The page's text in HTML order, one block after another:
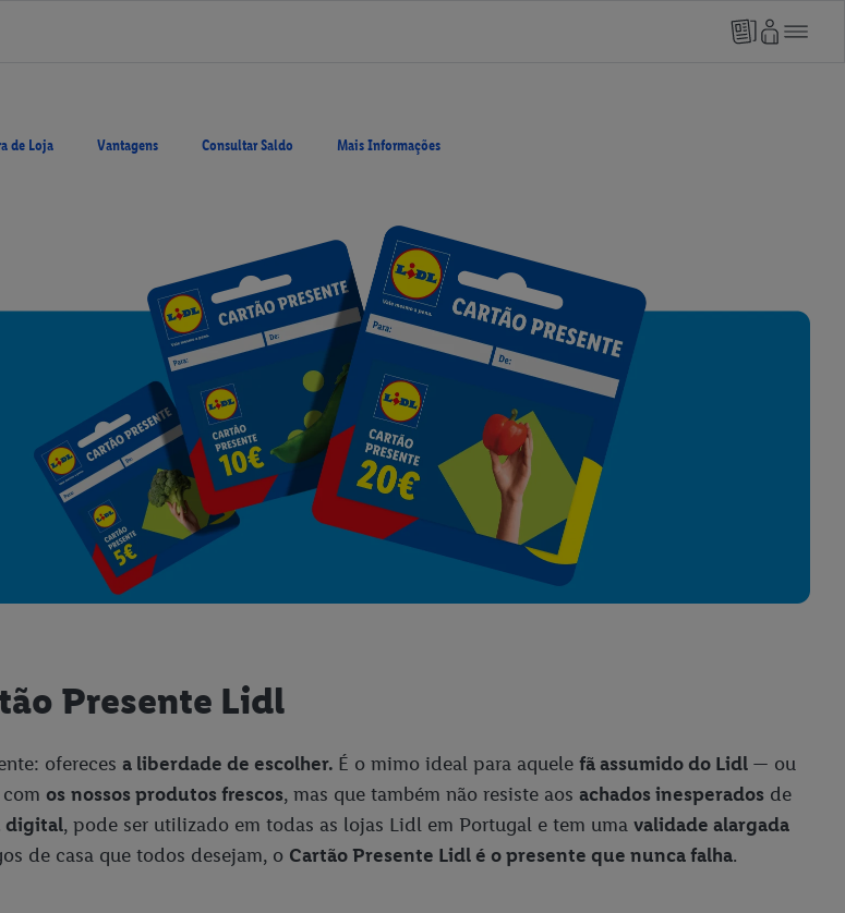
de Loja Vantagens Consultar Saldo Mais Informações
Presente Lidl
ofereces a liberdade de escolher. É o mimo ideal para aquele fã assumido do Lidl — ou
os nossos produtos frescos, mas que também não resiste aos achados inesperados de
digital, pode ser utilizado em todas as lojas Lidl em Portugal e tem uma validade alargada
de casa que todos desejam, o Cartão Presente Lidl é o presente que nunca falha.